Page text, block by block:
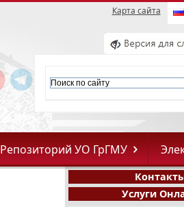
Карта сайта
Репозиторий УО ГрГМУ
Услуги